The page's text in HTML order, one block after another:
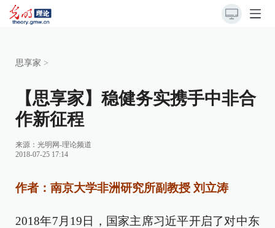
思享家 >
【思享家】稳健务实携手中非合
作新征程
来源： 光明网-理论频道
2018-07-25 17:14
作者：南京大学非洲研究所副教授 刘立涛
2018年7月19日，国家主席习近平开启了对中东